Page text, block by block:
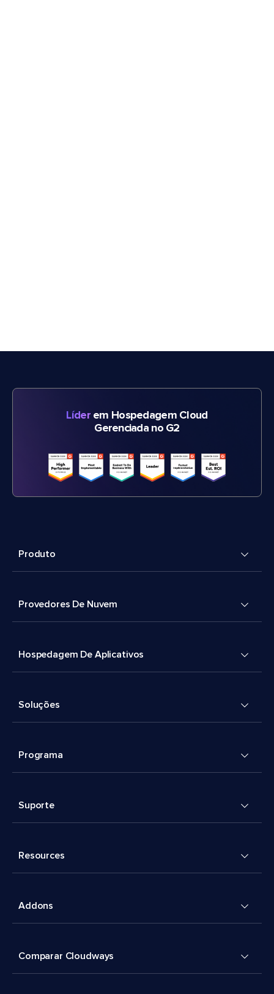
Líderem Hospedagem Cloud
Gerenciada no G2
Produto
Provedores De Nuvem
Hospedagem De Aplicativos
Soluções
Programa
Suporte
Resources
Addons
Comparar Cloudways